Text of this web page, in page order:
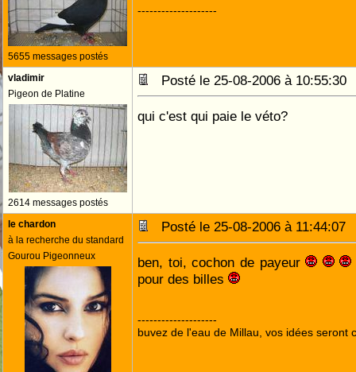
5655 messages postés
--------------------
vladimir
Pigeon de Platine
2614 messages postés
Posté le 25-08-2006 à
qui c'est qui paie le véto?
le chardon
à la recherche du standard
Gourou Pigeonneux
Posté le 25-08-2006 à
ben, toi, cochon de payeur
pour des billes
--------------------
buvez de l'eau de Millau, vos idées seront